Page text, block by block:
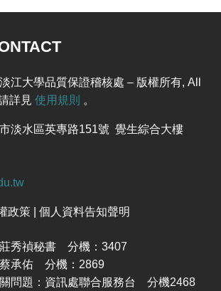
江大學品質保證稽核處 – 版權所有, All
詳見 使用規則 。
淡水區英專路151號 覺生綜合大樓
政策 | 個人資料告知聲明
秀禎秘書 分機：3407
承佑 分機：2869
問題：資訊處聯合服務台 分機2468